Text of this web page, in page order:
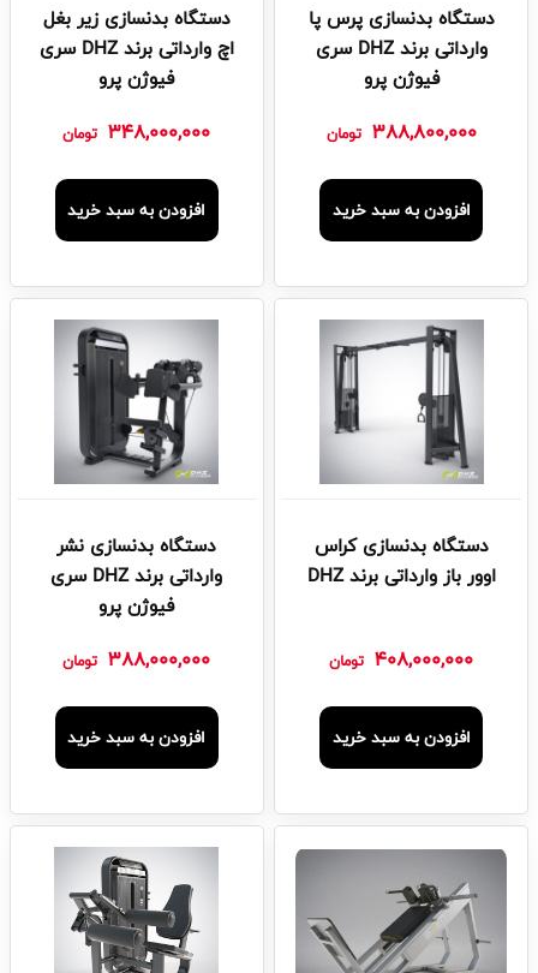
دستگاه بدنسازی پرس پا
وارداتی برند DHZ سری
فیوژن پرو
388,800,000 تومان
افزودن به سبد خرید
دستگاه بدنسازی زیر بغل
اچ وارداتی برند DHZ سری
فیوژن پرو
348,000,000 تومان
افزودن به سبد خرید
دستگاه بدنسازی کراس
اوور باز وارداتی برند DHZ
408,000,000 تومان
افزودن به سبد خرید
دستگاه بدنسازی نشر
وارداتی برند DHZ سری
فیوژن پرو
388,000,000 تومان
افزودن به سبد خرید